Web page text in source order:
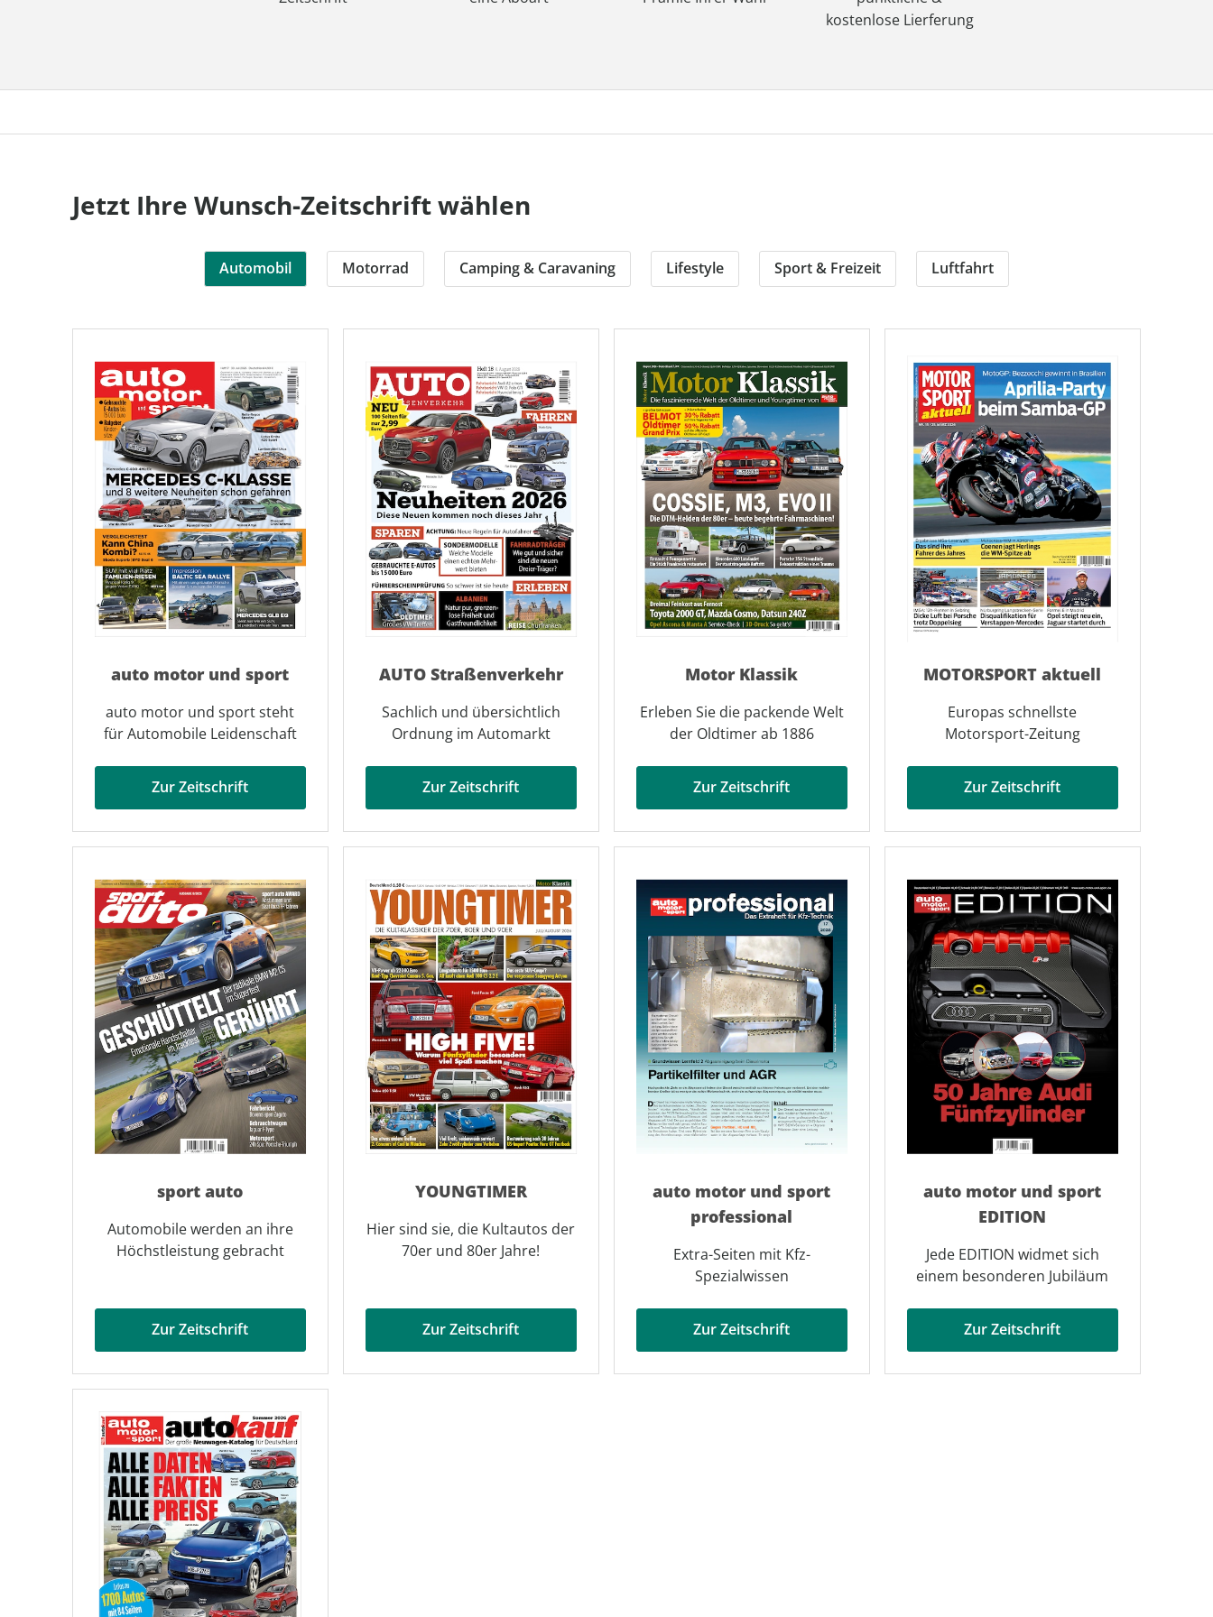
kostenlose Lierferung
Jetzt Ihre Wunsch-Zeitschrift wählen
Automobil Motorrad Camping & Caravaning Lifestyle Sport & Freizeit Luftfahrt
auto motor und sport
auto motor und sport steht
für Automobile Leidenschaft
Zur Zeitschrift
AUTO Straßenverkehr
Sachlich und übersichtlich
Ordnung im Automarkt
Zur Zeitschrift
Motor Klassik
Erleben Sie die packende Welt
der Oldtimer ab 1886
Zur Zeitschrift
MOTORSPORT aktuell
Europas schnellste
Motorsport-Zeitung
Zur Zeitschrift
sport auto
Automobile werden an ihre
Höchstleistung gebracht
Zur Zeitschrift
YOUNGTIMER
Hier sind sie, die Kultautos der
70er und 80er Jahre!
Zur Zeitschrift
auto motor und sport
professional
Extra-Seiten mit Kfz-
Spezialwissen
Zur Zeitschrift
auto motor und sport
EDITION
Jede EDITION widmet sich
einem besonderen Jubiläum
Zur Zeitschrift